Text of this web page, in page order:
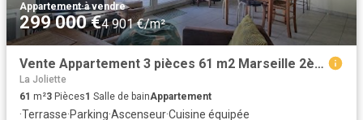
Appartement·à vendre
299 000 €4 901 €/m²
Vente Appartement 3 pièces 61 m2 Marseille 2ème
La Joliette
61 m²3 Pièces1 Salle de bainAppartement
·Terrasse·Parking·Ascenseur·Cuisine équipée